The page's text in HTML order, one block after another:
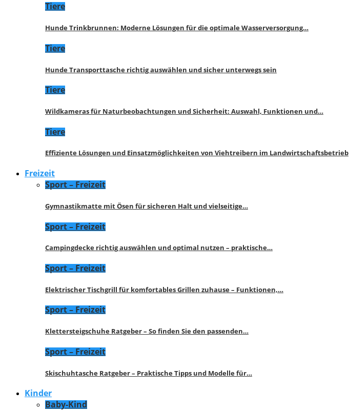
Tiere
Hunde Trinkbrunnen: Moderne Lösungen für die optimale Wasserversorgung…
Tiere
Hunde Transporttasche richtig auswählen und sicher unterwegs sein
Tiere
Wildkameras für Naturbeobachtungen und Sicherheit: Auswahl, Funktionen und…
Tiere
Effiziente Lösungen und Einsatzmöglichkeiten von Viehtreibern im Landwirtschaftsbetrieb
Freizeit
Sport – Freizeit
Gymnastikmatte mit Ösen für sicheren Halt und vielseitige…
Sport – Freizeit
Campingdecke richtig auswählen und optimal nutzen – praktische…
Sport – Freizeit
Elektrischer Tischgrill für komfortables Grillen zuhause – Funktionen,…
Sport – Freizeit
Klettersteigschuhe Ratgeber – So finden Sie den passenden…
Sport – Freizeit
Skischuhtasche Ratgeber – Praktische Tipps und Modelle für…
Kinder
Baby-Kind